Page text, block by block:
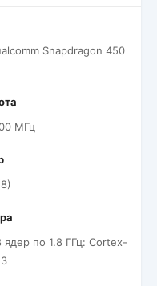
Snapdragon 450
МГц
ядер по 1.8 ГГц: Cortex-